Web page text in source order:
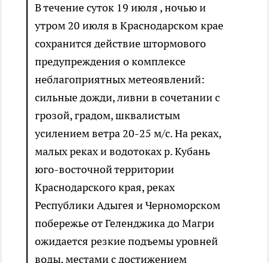
В течение суток 19 июля , ночью и
утром 20 июля в Краснодарском крае
сохранится действие штормового
предупреждения о комплексе
неблагоприятных метеоявлений:
сильные дожди, ливни в сочетании с
грозой, градом, шквалистым
усилением ветра 20-25 м/с. На реках,
малых реках и водотоках р. Кубань
юго-восточной территории
Краснодарского края, реках
Республики Адыгея и Черноморском
побережье от Геленджика до Магри
ожидается резкие подъемы уровней
воды, местами с достижением